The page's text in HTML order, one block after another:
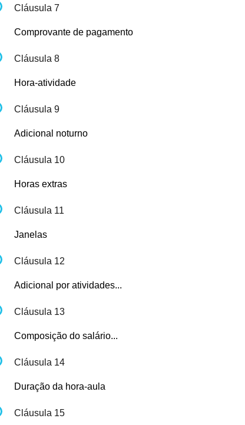
Cláusula 7
Comprovante de pagamento
Cláusula 8
Hora-atividade
Cláusula 9
Adicional noturno
Cláusula 10
Horas extras
Cláusula 11
Janelas
Cláusula 12
Adicional por atividades...
Cláusula 13
Composição do salário...
Cláusula 14
Duração da hora-aula
Cláusula 15